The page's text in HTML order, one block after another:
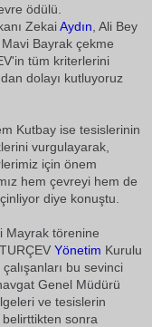
ödülü.
ZekaiAydın , Ali Bey
Bayrak çekme
tüm kriterlerini
dolayı kutluyoruz
Kutbay ise tesislerinin
vurgulayarak,
için önem
hem çevreyi hem de
diye konuştu.
Mayrak törenine
Yönetim Kurulu
bu sevinci
Genel Müdürü
ve tesislerin
sonra